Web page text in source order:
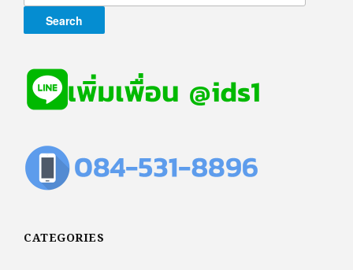
CATEGORIES